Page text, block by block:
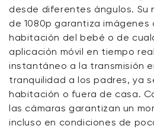
desde diferentes ángulos. Su
de 1080p garantiza imágenes
habitación del bebé o de
aplicación móvil en tiempo
instantáneo a la transmisión
tranquilidad a los padres, ya
habitación o fuera de casa.
las cámaras garantizan un
incluso en condiciones de